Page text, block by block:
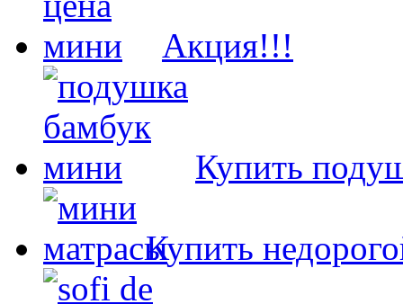
Акция!!!
Купить
Купить